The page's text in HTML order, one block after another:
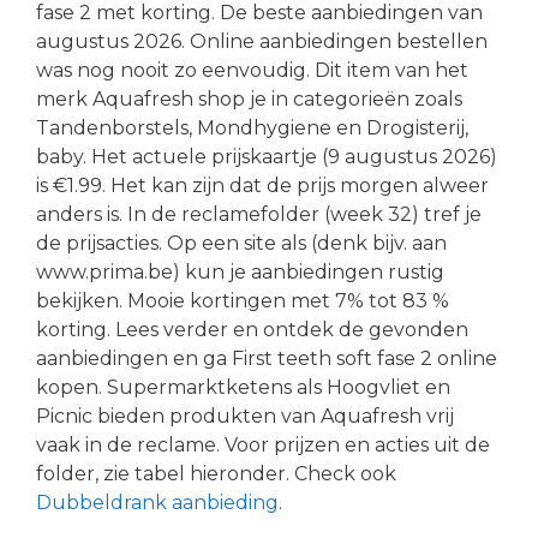
fase 2 met korting. De beste aanbiedingen van
augustus 2026. Online aanbiedingen bestellen
was nog nooit zo eenvoudig. Dit item van het
merk Aquafresh shop je in categorieën zoals
Tandenborstels, Mondhygiene en Drogisterij,
baby. Het actuele prijskaartje (9 augustus 2026)
is €1.99. Het kan zijn dat de prijs morgen alweer
anders is. In de reclamefolder (week 32) tref je
de prijsacties. Op een site als (denk bijv. aan
www.prima.be) kun je aanbiedingen rustig
bekijken. Mooie kortingen met 7% tot 83 %
korting. Lees verder en ontdek de gevonden
aanbiedingen en ga First teeth soft fase 2 online
kopen. Supermarktketens als Hoogvliet en
Picnic bieden produkten van Aquafresh vrij
vaak in de reclame. Voor prijzen en acties uit de
folder, zie tabel hieronder. Check ook
Dubbeldrank aanbieding.